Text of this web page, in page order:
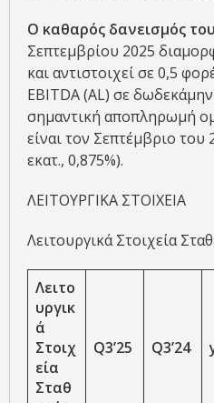
Ο καθαρός δανεισμός
Σεπτεμβρίου 2025
και αντιστοιχεί σε 0,5
ΕΒΙTDA (AL) σε
σημαντική αποπληρωμή
είναι τον Σεπτέμβριο
εκατ., 0,875%).
ΛΕΙΤΟΥΡΓΙΚΑ ΣΤΟΙΧΕΙΑ
Λειτουργικά Στοιχεία
Λειτο
υργικ
ά
Στοιχ
εία
Σταθ
Q3’25 Q3’24